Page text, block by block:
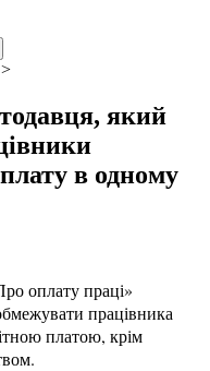
>
який
в одному
оплату праці»
працівника
платою, крім